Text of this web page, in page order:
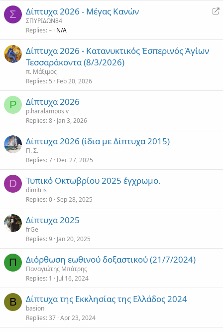
Σ
R
Δίπτυχα 2026 - Μέγας Κανών
ΣΠΥΡΙΔΩΝ84
Replies – N/A
Δίπτυχα 2026 - Κατανυκτικός Ἑσπερινός Ἁγίων
Τεσσαράκοντα (8/3/2026)
π. Μάξιμος
Replies 5 Feb 20, 2026
P Δίπτυχα 2026
p.haralampos v
Replies 8 Jan 3, 2026
Δίπτυχα 2026 (ίδια με Δίπτυχα 2015)
Π. Σ.
Replies 7 Dec 27, 2025
D Τυπικό Οκτωβρίου 2025 έγχρωμο.
dimitris
Replies 0 Sep 28, 2025
Δίπτυχα 2025
frGe
Replies 9 Jan 20, 2025
Π Διόρθωση εωθινού δοξαστικού (21/7/2024)
Παναγιώτης Μπάτρης
Replies 1 Jul 16, 2024
B Δίπτυχα της Εκκλησίας της Ελλάδος 2024
basion
Replies 37 Apr 23, 2024